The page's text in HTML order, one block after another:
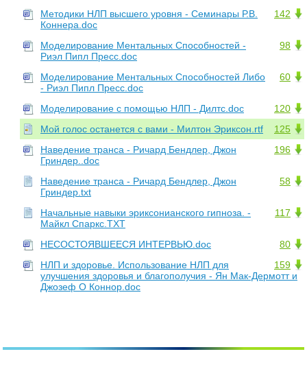
142
Методики НЛП высшего уровня - Семинары Р.В.
Коннера.doc
98
Моделирование Ментальных Способностей -
Риэл Пипл Пресс.doc
60
Моделирование Ментальных Способностей Либо
- Риэл Пипл Пресс.doc
120
Моделирование с помощью НЛП - Дилтс.doc
125
Мой голос останется с вами - Милтон Эриксон.rtf
196
Наведение транса - Ричард Бендлер, Джон
Гриндер..doc
58
Наведение транса - Ричард Бендлер, Джон
Гриндер.txt
117
Начальные навыки эриксонианского гипноза. -
Майкл Спаркс.TXT
80
НЕСОСТОЯВШЕЕСЯ ИНТЕРВЬЮ.doc
159
НЛП и здоровье. Использование НЛП для
улучшения здоровья и благополучия - Ян Мак-Дермотт и
Джозеф О Коннор.doc